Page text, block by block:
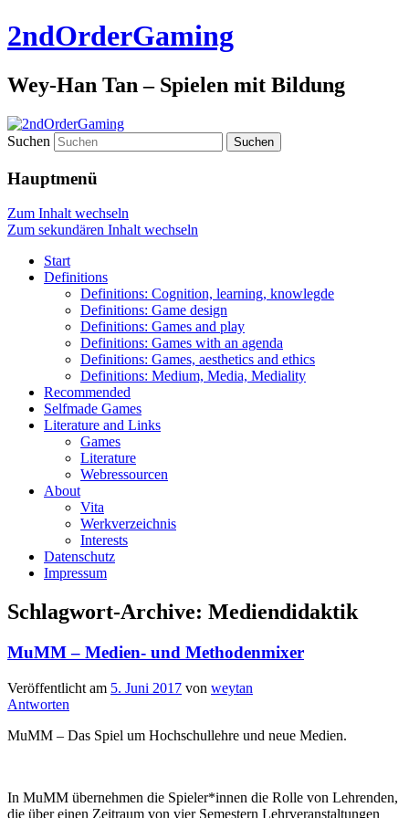
2ndOrderGaming
Wey-Han Tan – Spielen mit Bildung
Suchen
Hauptmenü
Zum Inhalt wechseln
Zum sekundären Inhalt wechseln
Start
Definitions
Definitions: Cognition, learning, knowlegde
Definitions: Game design
Definitions: Games and play
Definitions: Games with an agenda
Definitions: Games, aesthetics and ethics
Definitions: Medium, Media, Mediality
Recommended
Selfmade Games
Literature and Links
Games
Literature
Webressourcen
About
Vita
Werkverzeichnis
Interests
Datenschutz
Impressum
Schlagwort-Archive: Mediendidaktik
MuMM – Medien- und Methodenmixer
Veröffentlicht am 5. Juni 2017 von weytan
Antworten
MuMM – Das Spiel um Hochschullehre und neue Medien.
In MuMM übernehmen die Spieler*innen die Rolle von Lehrenden,
die über einen Zeitraum von vier Semestern Lehrveranstaltungen